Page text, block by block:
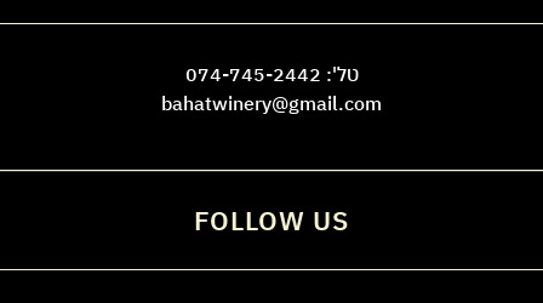
טל': 074-745-2442
bahatwinery@gmail.com
FOLLOW US